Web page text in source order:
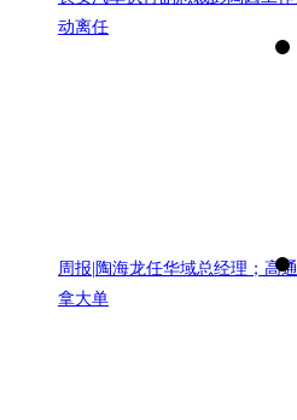
动离任
周报|陶海龙任华域总经理；高通
拿大单